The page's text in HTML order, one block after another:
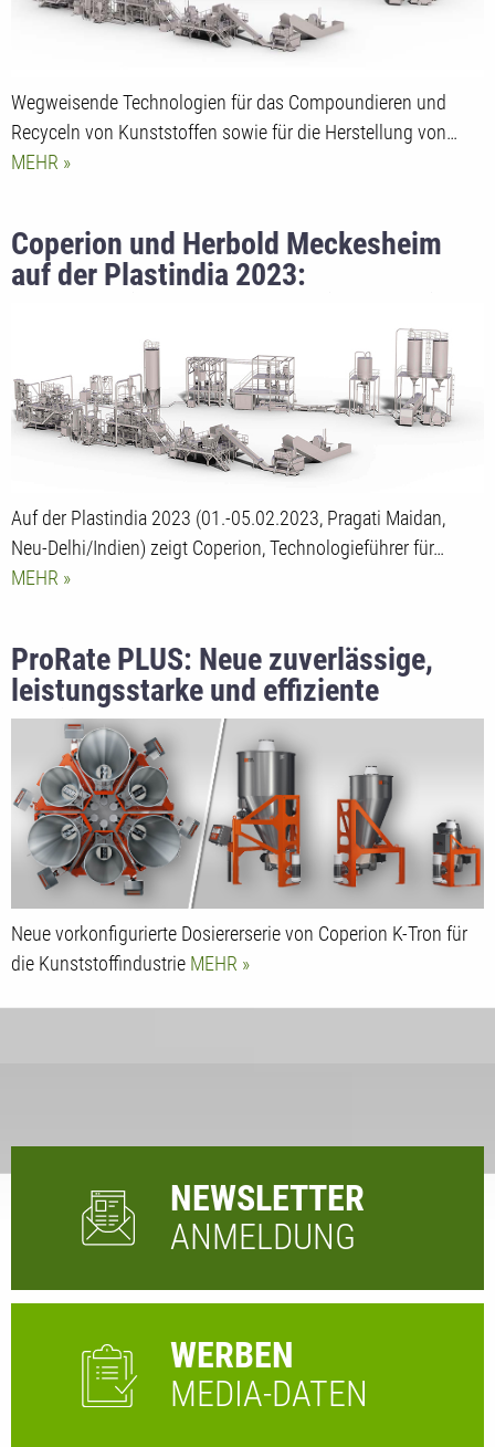
Wegweisende Technologien für das Compoundieren und
Recyceln von Kunststoffen sowie für die Herstellung von…
MEHR
Coperion und Herbold Meckesheim
auf der Plastindia 2023:
Herstellung, das Compoundieren und
Recycling von Kunststoffen
Auf der Plastindia 2023 (01.-05.02.2023, Pragati Maidan,
Neu-Delhi/Indien) zeigt Coperion, Technologieführer für…
MEHR
ProRate PLUS: Neue zuverlässige,
leistungsstarke und effiziente
Dosierlösung
Neue vorkonfigurierte Dosiererserie von Coperion K-Tron für
die Kunststoffindustrie MEHR
NEWSLETTER
ANMELDUNG
WERBEN
MEDIA-DATEN